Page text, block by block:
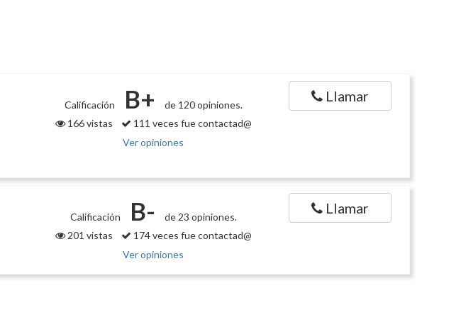
Calificación B+
de 120 opiniones.
166 vistas
111 veces fue contactad@
Ver opiniones
Llamar
Calificación B-
de 23 opiniones.
201 vistas
174 veces fue contactad@
Ver opiniones
Llamar